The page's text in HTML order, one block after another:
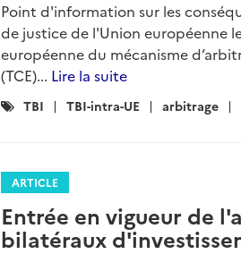
Point d'information sur les
de justice de l'Union européenne
européenne du mécanisme
(TCE)... Lire la suite
Catégories
TBI TBI-intra-UE arbitrage
ARTICLE
Entrée en vigueur de
bilatéraux